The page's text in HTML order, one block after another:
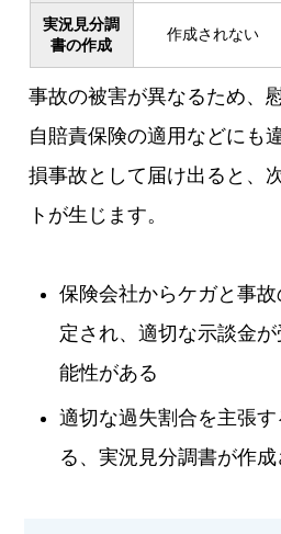
実況見分調
書の作成
作成されない
事故の被害が異なるため、
自賠責保険の適用などにも
損事故として届け出ると、
トが生じます。
保険会社からケガと事
定され、適切な示談金
能性がある
適切な過失割合を主張
る、実況見分調書が作